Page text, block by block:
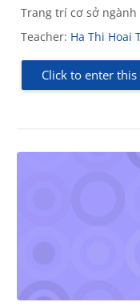
Trang trí cơ sở ngành
Teacher: Ha Thi Hoai
Click to enter this